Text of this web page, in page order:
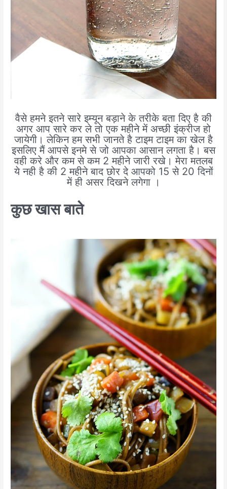
वैसे हमने इतने सारे इम्यून बड़ाने के तरीके बता दिए है की
अगर आप सारे कर ले तो एक महीने में अच्छी इंक्रीज हो
जायेगी। लेकिन हम सभी जानते है टाइम टाइम का खेल है
इसलिए मैं आपसे इनमे से जो आपका आसान लगता है। बस
वही करे और कम से कम 2 महीने जारी रखे। मेरा मतलब
ये नही है की 2 महीने बाद छोर दे आपको 15 से 20 दिनों
में ही असर दिखने लगेगा ।
कुछ खास बाते